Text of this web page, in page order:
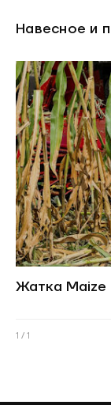
Навесное и
Жатка Maize
1 / 1